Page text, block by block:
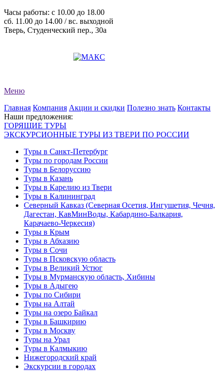
Часы работы: c 10.00 до 18.00
сб. 11.00 до 14.00 / вс. выходной
Тверь, Студенческий пер., 30а
Меню
Главная Компания Акции и скидки Полезно знать Контакты
Наши предложения:
ГОРЯЩИЕ ТУРЫ
ЭКСКУРСИОННЫЕ ТУРЫ ИЗ ТВЕРИ ПО РОССИИ
Туры в Санкт-Петербург
Туры по городам России
Туры в Белоруссию
Туры в Казань
Туры в Карелию из Твери
Туры в Калининград
Северный Кавказ (Северная Осетия, Ингушетия, Чечня,
Дагестан, КавМинВоды, Кабардино-Балкария,
Карачаево-Черкесия)
Туры в Крым
Туры в Абхазию
Туры в Сочи
Туры в Псковскую область
Туры в Великий Устюг
Туры в Мурманскую область, Хибины
Туры в Адыгею
Туры по Сибири
Туры на Алтай
Туры на озеро Байкал
Туры в Башкирию
Туры в Москву
Туры на Урал
Туры в Калмыкию
Нижегородский край
Экскурсии в городах